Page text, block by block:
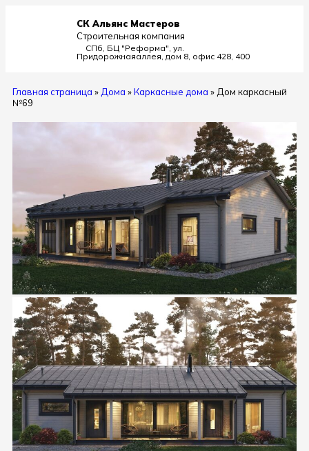
СК Альянс Мастеров
Строительная компания
СПб, БЦ "Реформа", ул.
Придорожнаяаллея, дом 8, офис 428, 400
Главная страница » Дома »Каркасные дома » Дом каркасный
№69